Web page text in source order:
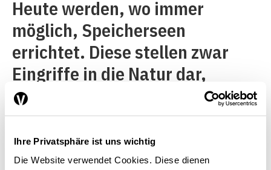
Ihre Privatsphäre ist uns wichtig
Die Website verwendet Cookies. Diese dienen
Heute werden, wo immer
möglich, Speicherseen
errichtet. Diese stellen zwar
Eingriffe in die Natur dar,
können aber aus Sicht der
Besuchenden das
Landschaftsbild auch
bereichern. Denn zunehmend